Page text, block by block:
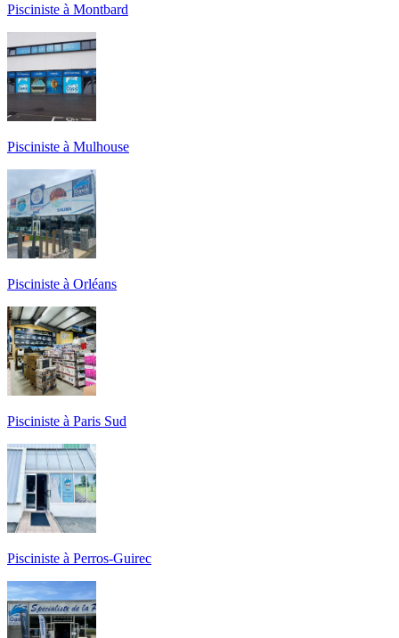
Pisciniste à Montbard
Pisciniste à Mulhouse
Pisciniste à Orléans
Pisciniste à Paris Sud
Pisciniste à Perros-Guirec